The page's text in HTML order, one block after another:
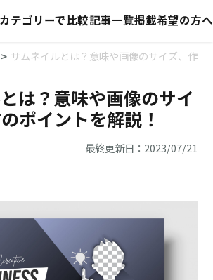
テゴリーで比較記事一覧掲載希望の方へ
サムネイルとは？意味や画像のサイズ、作り
は？意味や画像のサイ
ポイントを解説！
最終更新日：2023/07/21